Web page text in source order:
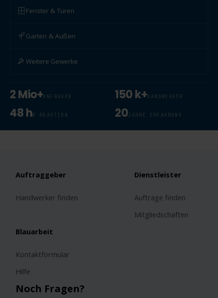
Fenster & Türen
Garten & Außen
Weitere Gewerke
2 Mio+ANFRAGEN 150 k+HANDWERKER
48 hØ REAKTION 20JAHRE ERFAHRUNG
Noch Fragen?
Auftraggeber
Handwerker finden
Dienstleister
Aufträge finden
Mitgliedschaften
Blauarbeit
Kontaktformular
Hilfe